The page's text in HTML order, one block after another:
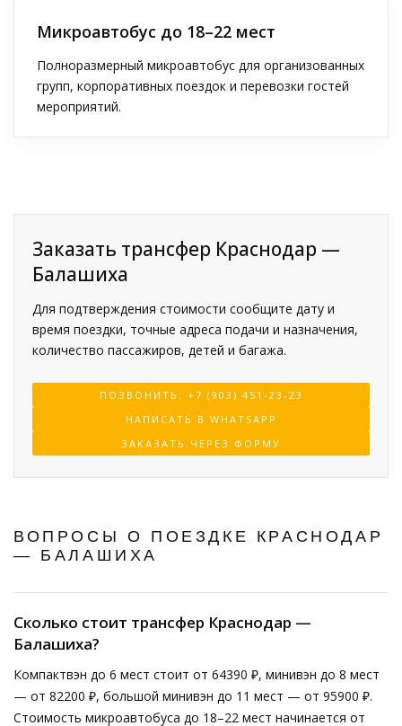
Микроавтобус до 18–22 мест
Полноразмерный микроавтобус для организованных
групп, корпоративных поездок и перевозки гостей
мероприятий.
Заказать трансфер Краснодар —
Балашиха
Для подтверждения стоимости сообщите дату и
время поездки, точные адреса подачи и назначения,
количество пассажиров, детей и багажа.
ПОЗВОНИТЬ: +7 (903) 451-23-23
НАПИСАТЬ В WHATSAPP
ЗАКАЗАТЬ ЧЕРЕЗ ФОРМУ
ВОПРОСЫ О ПОЕЗДКЕ КРАСНОДАР
— БАЛАШИХА
Сколько стоит трансфер Краснодар —
Балашиха?
Компактвэн до 6 мест стоит от 64390 ₽, минивэн до 8 мест
— от 82200 ₽, большой минивэн до 11 мест — от 95900 ₽.
Стоимость микроавтобуса до 18–22 мест начинается от